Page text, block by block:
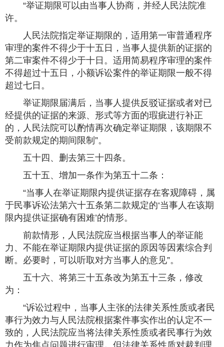
“举证期限可以由当事人协商，并经人民法院准
许。
人民法院指定举证期限的，适用第一审普通程序
审理的案件不得少于十五日，当事人提供新的证据的
第二审案件不得少于十日。适用简易程序审理的案件
不得超过十五日，小额诉讼案件的举证期限一般不得
超过七日。
举证期限届满后，当事人提供反驳证据或者对已
经提供的证据的来源、形式等方面的瑕疵进行补正
的，人民法院可以酌情再次确定举证期限，该期限不
受前款规定的期间限制”。
五十四、删去第三十四条。
五十五、增加一条作为第五十二条：
“当事人在举证期限内提供证据存在客观障碍，属
于民事诉讼法第六十五条第二款规定的‘当事人在该期
限内提供证据确有困难’的情形。
前款情形，人民法院应当根据当事人的举证能
力、不能在举证期限内提供证据的原因等因素综合判
断。必要时，可以听取对方当事人的意见”。
五十六、将第三十五条改为第五十三条，修改
为：
“诉讼过程中，当事人主张的法律关系性质或者民
事行为效力与人民法院根据案件事实作出的认定不一
致的，人民法院应当将法律关系性质或者民事行为效
力作为焦点问题进行审理。但法律关系性质对裁判理